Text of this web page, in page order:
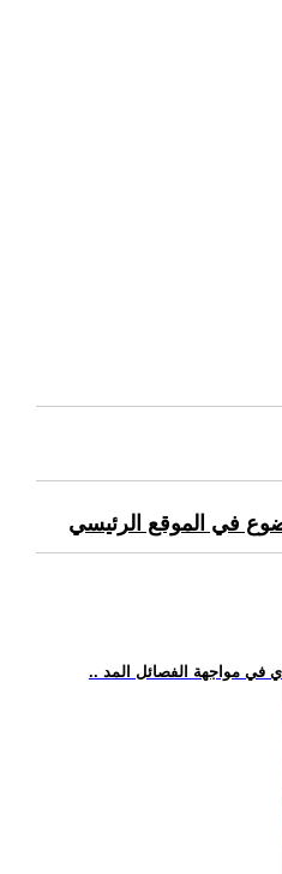
في الموقع الرئيسي
في مواجهة الفصائل المد